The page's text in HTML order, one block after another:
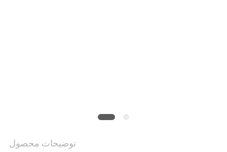
توضیحات محصول